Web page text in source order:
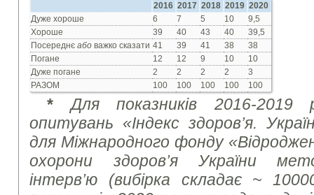
2016 2017 2018 2019 2020
Дуже хороше
6 7 5 10
9,5
Хороше
39 40 43 40
39,5
Посереднєабо важко сказати 41 39 41 38
38
Погане
12 12 9 10
10
Дуже погане
2 2 2 2
3
РАЗОМ
100 100 100 100 100
*Для показників 2016-2019
опитувань «Індекс здоров’я.
для Міжнародного фонду
охорони здоров’я України
інтерв’ю (вибірка складає ~